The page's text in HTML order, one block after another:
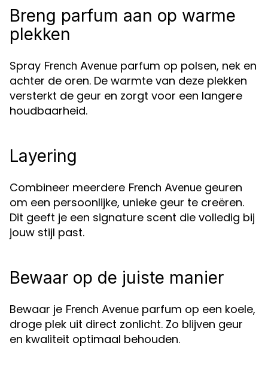
Breng parfum aan op warme
plekken
Spray French Avenue parfum op polsen, nek en
achter de oren. De warmte van deze plekken
versterkt de geur en zorgt voor een langere
houdbaarheid.
Layering
Combineer meerdere French Avenue geuren
om een persoonlijke, unieke geur te creëren.
Dit geeft je een signature scent die volledig bij
jouw stijl past.
Bewaar op de juiste manier
Bewaar je French Avenue parfum op een koele,
droge plek uit direct zonlicht. Zo blijven geur
en kwaliteit optimaal behouden.